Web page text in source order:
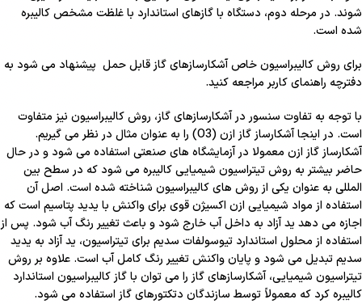
شوند. در مرحله دوم، دستگاه با گازهای استاندارد با غلظت مشخص کالیبره
شده است.
برای روش کالیبراسیون خاص آشکارسازهای گاز قابل حمل پیشنهاد می شود به
دفترچه راهنمای کاربر مراجعه کنید.
با توجه به تفاوت سنسور در آشکارسازهای گاز، روش کالیبراسیون نیز متفاوت
است. در اینجا آشکارساز گاز ازن (O3) را به عنوان مثال در نظر می گیریم.
آشکارساز گاز ازن معمولا در آزمایشگاه های صنعتی استفاده می شود و در حال
حاضر بیشتر به روش تیتراسیون شیمیایی کالیبره می شود که در سطح بین
المللی به عنوان یکی از روش های کالیبراسیون شناخته شده است. اصل آن
استفاده از مواد شیمیایی ازن اکسیژن قوی برای واکنش با یدید پتاسیم است که
اجازه می دهد ید آزاد به داخل آب خارج شود و باعث تغییر رنگ آب شود. پس از
استفاده از محلول استاندارد تیوسولفات سدیم برای تیتراسیون، ید آزاد به یدید
سدیم تبدیل می شود و پایان واکنش تغییر رنگ کامل آب است. علاوه بر روش
تیتراسیون شیمیایی، آشکارسازهای گاز را می توان با گاز کالیبراسیون استاندارد
کالیبره کرد که معمولاً توسط سازندگان دتکتورهای گاز استفاده می شود.